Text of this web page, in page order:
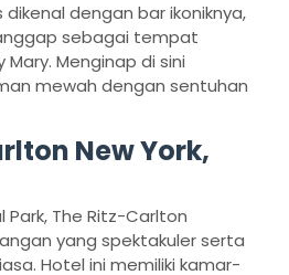
dikenal dengan bar ikoniknya,
sebagai tempat
Menginap di sini
mewah dengan sentuhan
New York,
The Ritz-Carlton
yang spektakuler serta
Hotel ini memiliki kamar-